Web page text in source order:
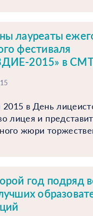
лауреаты
фестиваля
2015» в
2015 в День
лицея и
жюри
год подряд